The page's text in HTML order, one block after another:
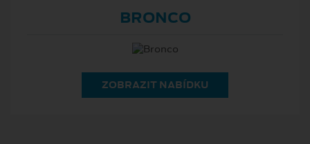
BRONCO
ZOBRAZIT NABÍDKU